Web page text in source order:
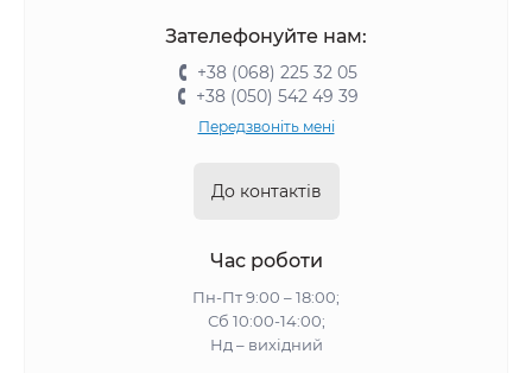
Зателефонуйте нам:
+38 (068) 225 32 05
+38 (050) 542 49 39
Передзвоніть мені
До контактів
Час роботи
Пн-Пт 9:00 – 18:00;
Сб 10:00-14:00;
Нд – вихідний